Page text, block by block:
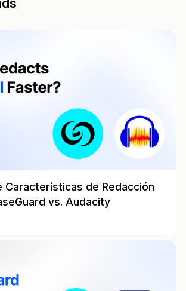
Características de Redacción
vs. Audacity